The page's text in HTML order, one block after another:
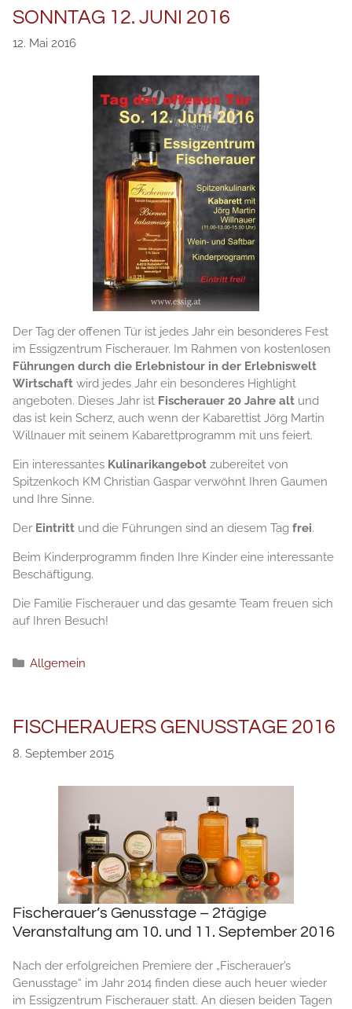
SONNTAG 12. JUNI 2016
12. Mai 2016
Der Tag der offenen Tür ist jedes Jahr ein besonderes Fest
im Essigzentrum Fischerauer. Im Rahmen von kostenlosen
Führungen durch die Erlebnistour in der Erlebniswelt
Wirtschaft wird jedes Jahr ein besonderes Highlight
angeboten. Dieses Jahr ist Fischerauer 20 Jahre alt und
das ist kein Scherz, auch wenn der Kabarettist Jörg Martin
Willnauer mit seinem Kabarettprogramm mit uns feiert.
Ein interessantes Kulinarikangebot zubereitet von
Spitzenkoch KM Christian Gaspar verwöhnt Ihren Gaumen
und Ihre Sinne.
Der Eintritt und die Führungen sind an diesem Tag frei.
Beim Kinderprogramm finden Ihre Kinder eine interessante
Beschäftigung.
Die Familie Fischerauer und das gesamte Team freuen sich
auf Ihren Besuch!
Kategorien
Allgemein
FISCHERAUERS GENUSSTAGE 2016
8. September 2015
Fischerauer’s Genusstage – 2tägige
Veranstaltung am 10. und 11. September 2016
Nach der erfolgreichen Premiere der „Fischerauer’s
Genusstage“ im Jahr 2014 finden diese auch heuer wieder
im Essigzentrum Fischerauer statt. An diesen beiden Tagen